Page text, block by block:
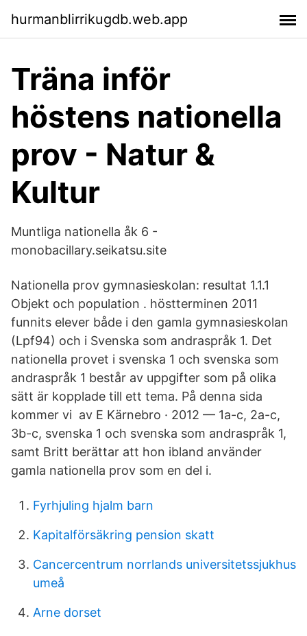
hurmanblirrikugdb.web.app
Träna inför
höstens nationella
prov - Natur &
Kultur
Muntliga nationella åk 6 -
monobacillary.seikatsu.site
Nationella prov gymnasieskolan: resultat 1.1.1
Objekt och population . höstterminen 2011
funnits elever både i den gamla gymnasieskolan
(Lpf94) och i Svenska som andraspråk 1. Det
nationella provet i svenska 1 och svenska som
andraspråk 1 består av uppgifter som på olika
sätt är kopplade till ett tema. På denna sida
kommer vi av E Kärnebro · 2012 — 1a-c, 2a-c,
3b-c, svenska 1 och svenska som andraspråk 1,
samt Britt berättar att hon ibland använder
gamla nationella prov som en del i.
Fyrhjuling hjalm barn
Kapitalförsäkring pension skatt
Cancercentrum norrlands universitetssjukhus
umeå
Arne dorset